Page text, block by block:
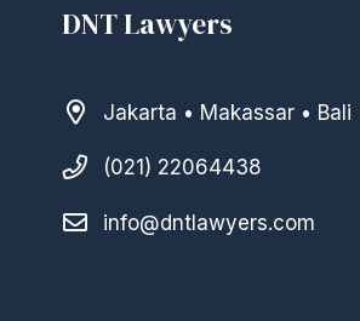
DNT Lawyers
Jakarta • Makassar • Bali
(021) 22064438
info@dntlawyers.com